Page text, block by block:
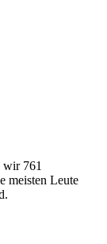
761
meisten Leute